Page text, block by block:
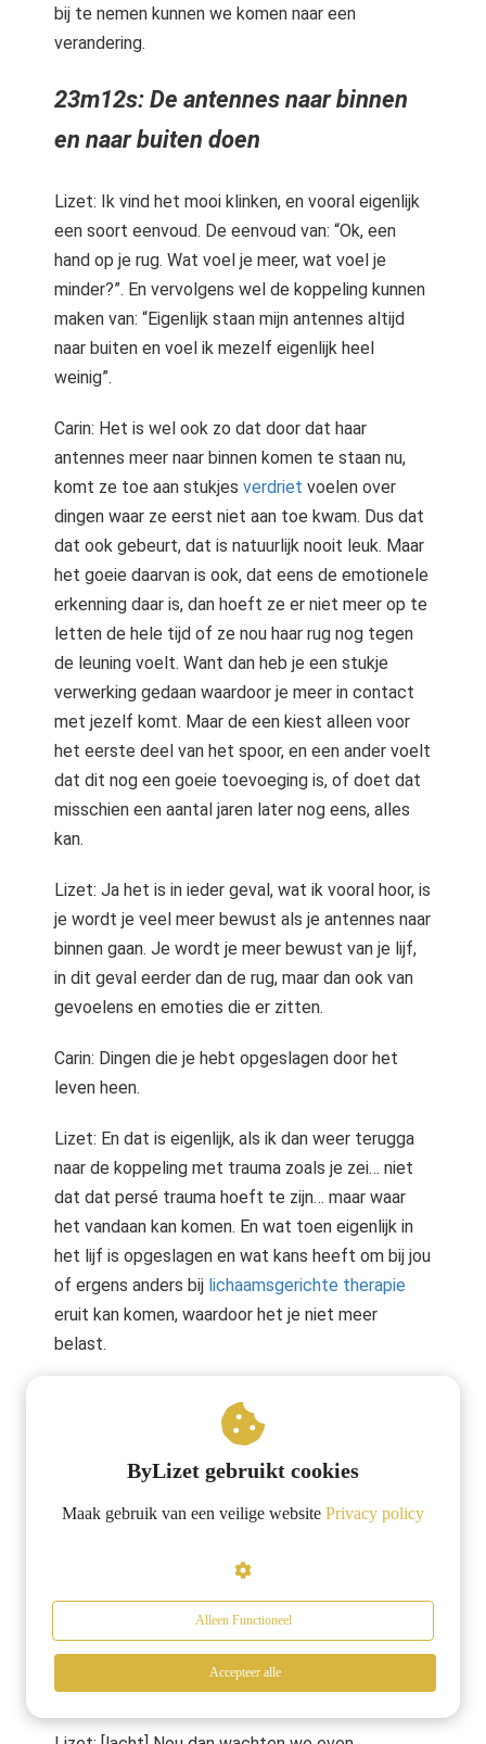
bij te nemen kunnen we komen naar een
verandering.
23m12s: De antennes naar binnen
en naar buiten doen
Lizet: Ik vind het mooi klinken, en vooral eigenlijk
een soort eenvoud. De eenvoud van: “Ok, een
hand op je rug. Wat voel je meer, wat voel je
minder?”. En vervolgens wel de koppeling kunnen
maken van: “Eigenlijk staan mijn antennes altijd
naar buiten en voel ik mezelf eigenlijk heel
weinig”.
Carin: Het is wel ook zo dat door dat haar
antennes meer naar binnen komen te staan nu,
komt ze toe aan stukjes verdriet voelen over
dingen waar ze eerst niet aan toe kwam. Dus dat
dat ook gebeurt, dat is natuurlijk nooit leuk. Maar
het goeie daarvan is ook, dat eens de emotionele
erkenning daar is, dan hoeft ze er niet meer op te
letten de hele tijd of ze nou haar rug nog tegen
de leuning voelt. Want dan heb je een stukje
verwerking gedaan waardoor je meer in contact
met jezelf komt. Maar de een kiest alleen voor
het eerste deel van het spoor, en een ander voelt
dat dit nog een goeie toevoeging is, of doet dat
misschien een aantal jaren later nog eens, alles
kan.
Lizet: Ja het is in ieder geval, wat ik vooral hoor, is
je wordt je veel meer bewust als je antennes naar
binnen gaan. Je wordt je meer bewust van je lijf,
in dit geval eerder dan de rug, maar dan ook van
gevoelens en emoties die er zitten.
Carin: Dingen die je hebt opgeslagen door het
leven heen.
Lizet: En dat is eigenlijk, als ik dan weer terugga
naar de koppeling met trauma zoals je zei… niet
dat dat persé trauma hoeft te zijn… maar waar
het vandaan kan komen. En wat toen eigenlijk in
het lijf is opgeslagen en wat kans heeft om bij jou
of ergens anders bij lichaamsgerichte therapie
eruit kan komen, waardoor het je niet meer
belast.
25m18s: Haptonomie is meer dan
de massagetafel
hey dat hebben we nog helemaal niet benoemd
over haptonomie wat ik nog wel heel graag wil
zeggen?
Carin: Oh, vast! [lacht]
ByLizet gebruikt cookies
Maak gebruik van een veilige website Privacy policy
Alleen Functioneel
Accepteer alle